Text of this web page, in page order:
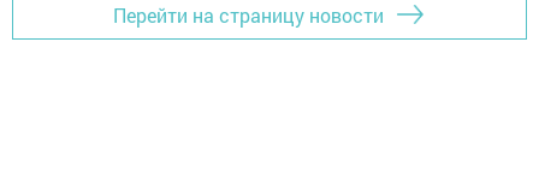
Перейти на страницу новости